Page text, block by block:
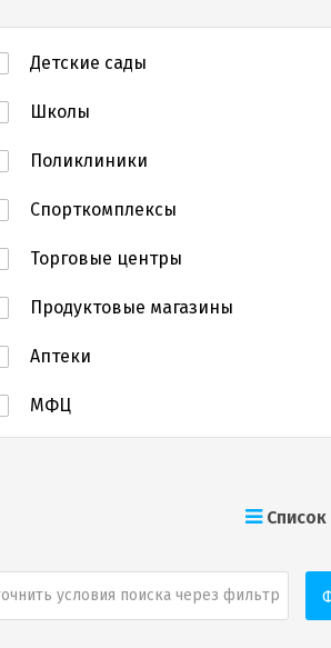
Детские сады
Школы
Поликлиники
Спорткомплексы
Торговые центры
Продуктовые магазины
Аптеки
МФЦ
Список
условия поиска через фильтр